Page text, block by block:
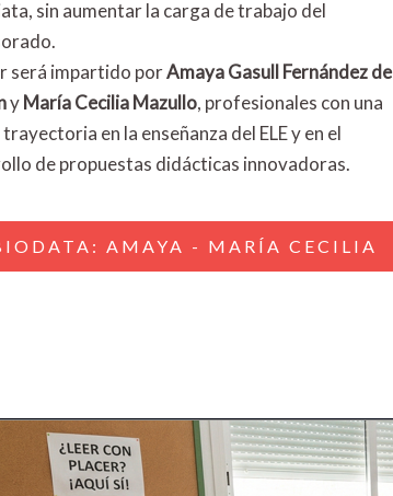
sin aumentar la carga de trabajo del
será impartido porAmaya Gasull Fernández de
yMaría Cecilia Mazullo, profesionales con una
en la enseñanza del ELE y en el
de propuestas didácticas innovadoras.
AMAYA - MARÍA CECILIA